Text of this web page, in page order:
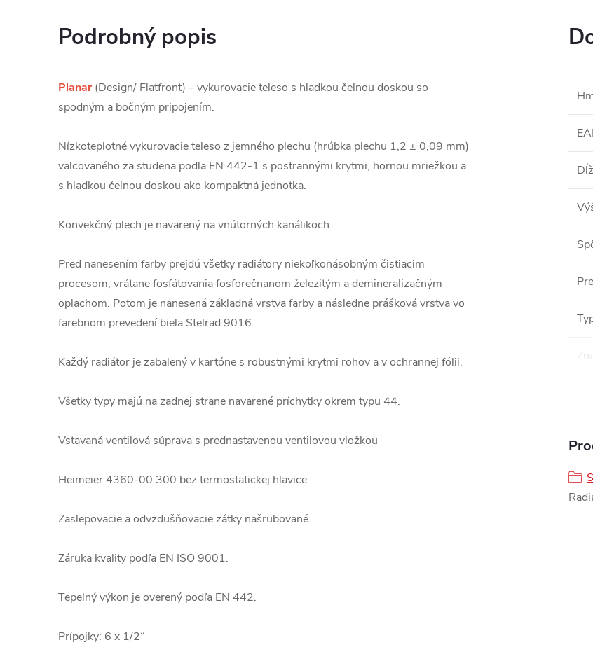
Podrobný popis
Planar (Design/ Flatfront) – vykurovacie teleso s hladkou čelnou doskou so
spodným a bočným pripojením.
Nízkoteplotné vykurovacie teleso z jemného plechu (hrúbka plechu 1,2 ± 0,09 mm)
valcovaného za studena podľa EN 442-1 s postrannými krytmi, hornou mriežkou a
s hladkou čelnou doskou ako kompaktná jednotka.
Konvekčný plech je navarený na vnútorných kanálikoch.
Pred nanesením farby prejdú všetky radiátory niekoľkonásobným čistiacim
procesom, vrátane fosfátovania fosforečnanom železitým a demineralizačným
oplachom. Potom je nanesená základná vrstva farby a následne prášková vrstva vo
farebnom prevedení biela Stelrad 9016.
Každý radiátor je zabalený v kartóne s robustnými krytmi rohov a v ochrannej fólii.
Všetky typy majú na zadnej strane navarené príchytky okrem typu 44.
Vstavaná ventilová súprava s prednastavenou ventilovou vložkou
Heimeier 4360-00.300 bez termostatickej hlavice.
Zaslepovacie a odvzdušňovacie zátky našrubované.
Záruka kvality podľa EN ISO 9001.
Tepelný výkon je overený podľa EN 442.
Prípojky: 6 x 1/2“